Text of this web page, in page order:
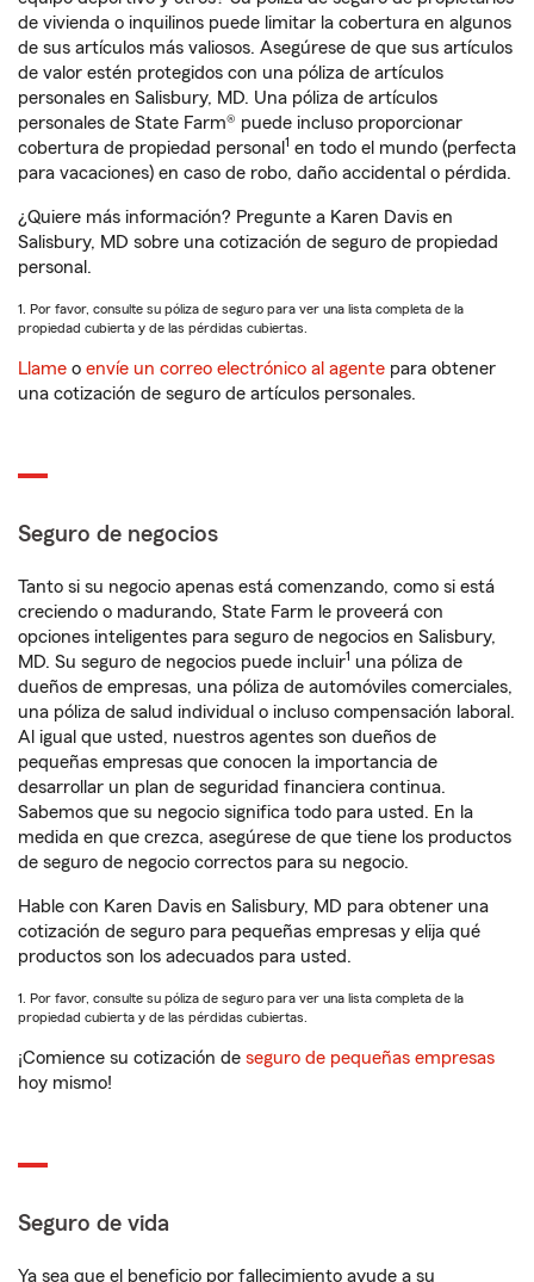
de vivienda o inquilinos puede limitar la cobertura en algunos
de sus artículos más valiosos. Asegúrese de que sus artículos
de valor estén protegidos con una póliza de artículos
personales en Salisbury, MD. Una póliza de artículos
personales de State Farm® puede incluso proporcionar
cobertura de propiedad personal 1 en todo el mundo (perfecta
para vacaciones) en caso de robo, daño accidental o pérdida.
¿Quiere más información? Pregunte a Karen Davis en
Salisbury, MD sobre una cotización de seguro de propiedad
personal.
1. Por favor, consulte su póliza de seguro para ver una lista completa de la
propiedad cubierta y de las pérdidas cubiertas.
Llame o envíe un correo electrónico al agente para obtener
una cotización de seguro de artículos personales.
Seguro de negocios
Tanto si su negocio apenas está comenzando, como si está
creciendo o madurando, State Farm le proveerá con
opciones inteligentes para seguro de negocios en Salisbury,
MD. Su seguro de negocios puede incluir1 una póliza de
dueños de empresas, una póliza de automóviles comerciales,
una póliza de salud individual o incluso compensación laboral.
Al igual que usted, nuestros agentes son dueños de
pequeñas empresas que conocen la importancia de
desarrollar un plan de seguridad financiera continua.
Sabemos que su negocio significa todo para usted. En la
medida en que crezca, asegúrese de que tiene los productos
de seguro de negocio correctos para su negocio.
Hable con Karen Davis en Salisbury, MD para obtener una
cotización de seguro para pequeñas empresas y elija qué
productos son los adecuados para usted.
1. Por favor, consulte su póliza de seguro para ver una lista completa de la
propiedad cubierta y de las pérdidas cubiertas.
¡Comience su cotización de seguro de pequeñas empresas
hoy mismo!
Seguro de vida
Ya sea que el beneficio por fallecimiento ayude a su